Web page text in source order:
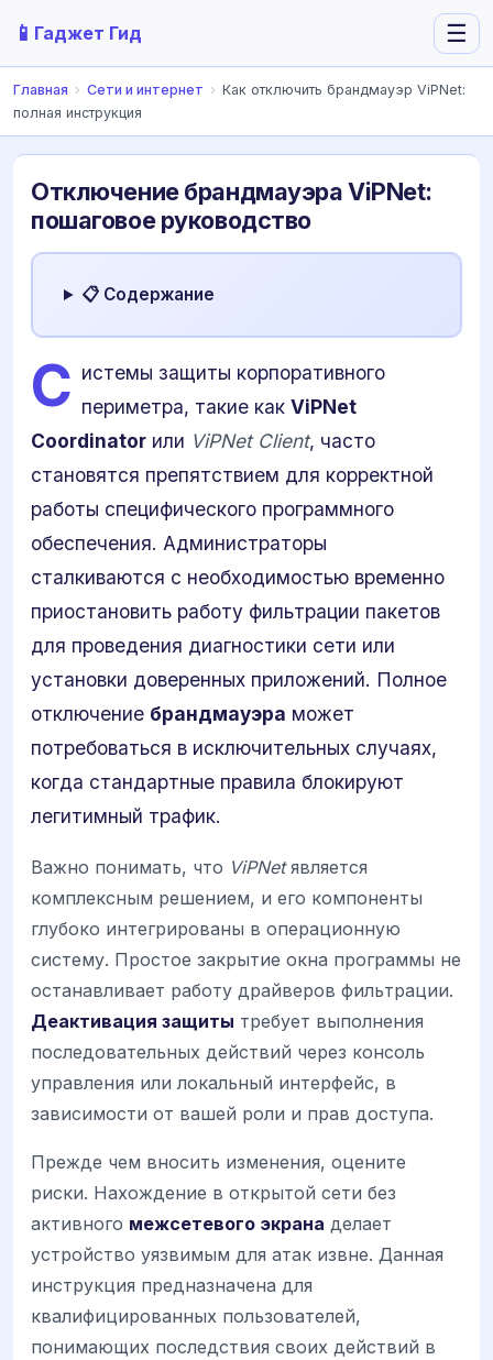
📱 Гаджет Гид ☰
Главная › Сети и интернет › Как отключить брандмауэр ViPNet:
полная инструкция
Отключение брандмауэра ViPNet:
пошаговое руководство
📋 Содержание
С истемы защиты корпоративного
периметра, такие как ViPNet
Coordinator или ViPNet Client, часто
становятся препятствием для корректной
работы специфического программного
обеспечения. Администраторы
сталкиваются с необходимостью временно
приостановить работу фильтрации пакетов
для проведения диагностики сети или
установки доверенных приложений. Полное
отключение брандмауэра может
потребоваться в исключительных случаях,
когда стандартные правила блокируют
легитимный трафик.
Важно понимать, что ViPNetявляется
комплексным решением, и его компоненты
глубоко интегрированы в операционную
систему. Простое закрытие окна программы не
останавливает работу драйверов фильтрации.
Деактивация защиты требует выполнения
последовательных действий через консоль
управления или локальный интерфейс, в
зависимости от вашей роли и прав доступа.
Прежде чем вносить изменения, оцените
риски. Нахождение в открытой сети без
активного межсетевого экрана делает
устройство уязвимым для атак извне. Данная
инструкция предназначена для
квалифицированных пользователей,
понимающих последствия своих действий в